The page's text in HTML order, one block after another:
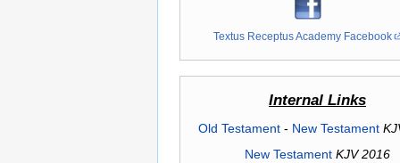
Textus Receptus Academy Facebook
Internal Links
Old Testament- New Testament
New Testament KJV 2016